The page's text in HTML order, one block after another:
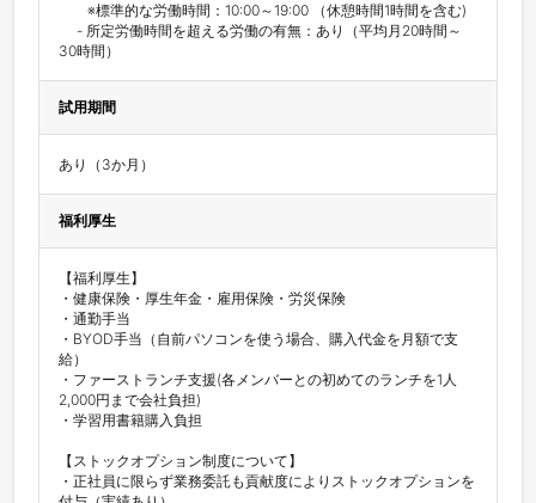
※標準的な労働時間：10:00～19:00 （休憩時間1時間を含む)
- 所定労働時間を超える労働の有無：あり（平均月20時間～
30時間）
試用期間
あり（3か月）
福利厚生
【福利厚生】
・健康保険・厚生年金・雇用保険・労災保険
・通勤手当
・BYOD手当（自前パソコンを使う場合、購入代金を月額で支
給）
・ファーストランチ支援(各メンバーとの初めてのランチを1人
2,000円まで会社負担)
・学習用書籍購入負担
【ストックオプション制度について】
・正社員に限らず業務委託も貢献度によりストックオプションを